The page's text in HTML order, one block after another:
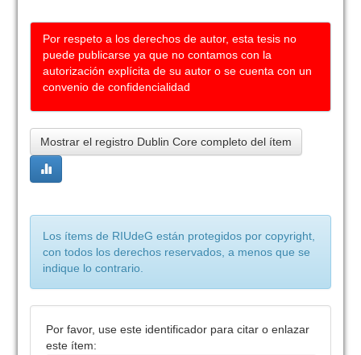
Por respeto a los derechos de autor, esta tesis no
puede publicarse ya que no contamos con la
autorización explícita de su autor o se cuenta con un
convenio de confidencialidad
Mostrar el registro Dublin Core completo del ítem
Los ítems de RIUdeG están protegidos por copyright,
con todos los derechos reservados, a menos que se
indique lo contrario.
Por favor, use este identificador para citar o enlazar
este ítem: